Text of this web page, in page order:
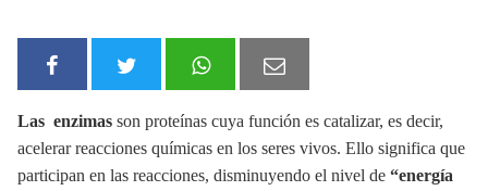
Las enzimas son proteínas cuya función es catalizar, es decir,
acelerar reacciones químicas en los seres vivos. Ello significa que
participan en las reacciones, disminuyendo el nivel de “energía